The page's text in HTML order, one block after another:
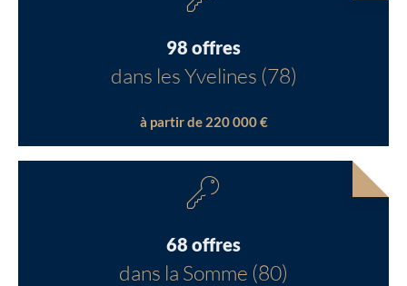
98 offres
dans les Yvelines (78)
à partir de 220 000 €
68 offres
dans la Somme (80)